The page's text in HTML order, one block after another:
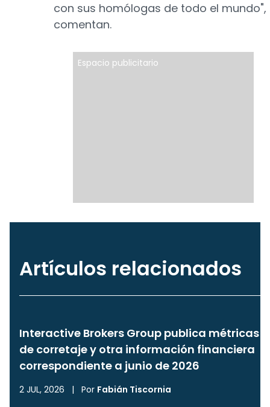
con sus homólogas de todo el mundo",
comentan.
Espacio publicitario
Artículos relacionados
Interactive Brokers Group publica métricas
de corretaje y otra información financiera
correspondiente a junio de 2026
2 JUL, 2026 | Por Fabián Tiscornia